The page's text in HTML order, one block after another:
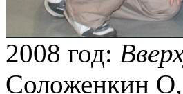
2008 год:
Соложенкин